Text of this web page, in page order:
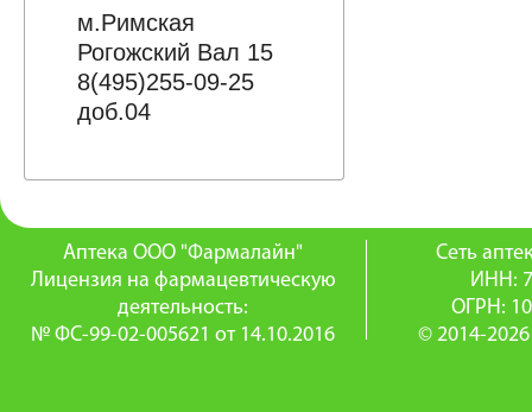
м.Римская
Рогожский Вал 15
8(495)255-09-25
доб.04
Аптека ООО "Фармалайн"
Лицензия на фармацевтическую
деятельность:
№ ФС-99-02-005621 от 14.10.2016
Сеть
ИНН:
ОГРН:
© 2014-